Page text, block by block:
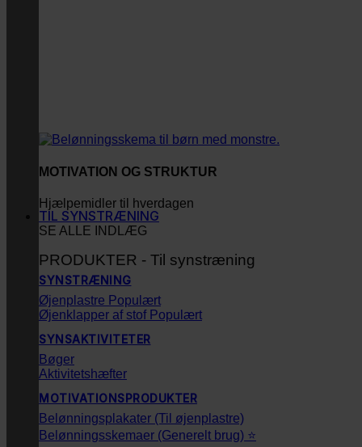
MOTIVATION OG STRUKTUR
Hjælpemidler til hverdagen
SE ALLE INDLÆG
TIL SYNSTRÆNING
PRODUKTER - Til synstræning
SYNSTRÆNING
Øjenplastre
Øjenklapper af stof
SYNSAKTIVITETER
Bøger
Aktivitetshæfter
MOTIVATIONSPRODUKTER
Belønningsplakater (Til øjenplastre)
Belønningsskemaer (Generelt brug) ⭐